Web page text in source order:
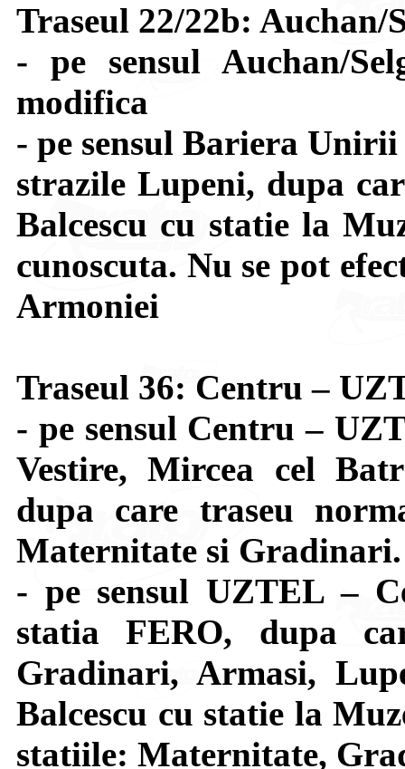
Traseul 22/22b:
- pe sensul Auchan/
modifica
- pe sensul Bariera
strazile Lupeni, dupa
Balcescu cu statie la
cunoscuta. Nu se pot
Armoniei
Traseul 36: Centru –
- pe sensul Centru –
Vestire, Mircea cel
dupa care traseu
Maternitate si Gradinari.
- pe sensul UZTEL –
statia FERO, dupa
Gradinari, Armasi,
Balcescu cu statie la
statiile: Maternitate,